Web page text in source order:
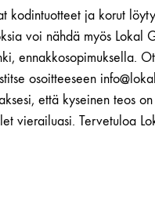
kodintuotteet ja korut
voi nähdä myös Lokal
ennakkosopimuksella.
osoitteeseen
että kyseinen teos
vierailuasi. Tervetuloa